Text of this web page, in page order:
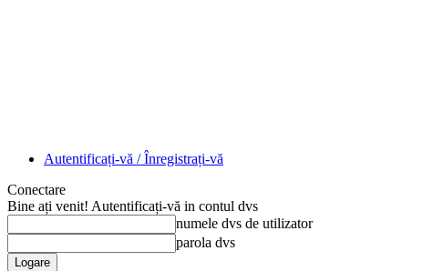
Autentificați-vă / Înregistrați-vă
Conectare
Bine ați venit! Autentificați-vă in contul dvs
numele dvs de utilizator
parola dvs